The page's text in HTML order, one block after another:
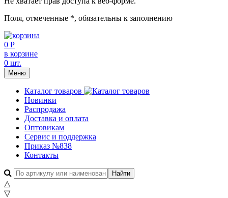
Поля, отмеченные *, обязательны к заполнению
0 Р
в корзине
0 шт.
Меню
Каталог товаров
Новинки
Распродажа
Доставка и оплата
Оптовикам
Сервис и поддержка
Приказ №838
Контакты
△
▽